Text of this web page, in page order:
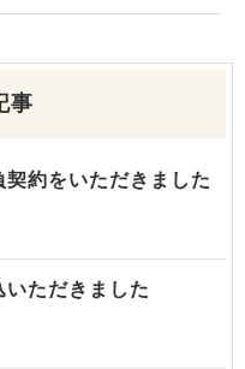
事
契約をいただきました
いただきました